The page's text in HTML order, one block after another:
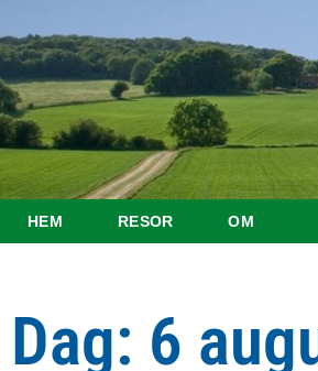
HEM RESOR OM
Dag: 6